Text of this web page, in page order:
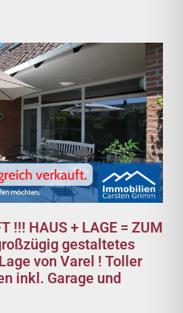
!!! HAUS + LAGE = ZUM
gestaltetes
von Varel ! Toller
inkl. Garage und